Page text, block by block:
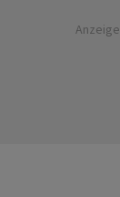
Anzeige